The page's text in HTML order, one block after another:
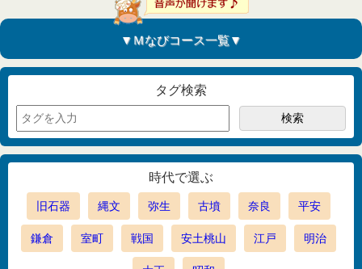
▼Ｍなびコース一覧▼
タグ検索
時代で選ぶ
旧石器 縄文 弥生 古墳 奈良 平安
鎌倉 室町 戦国 安土桃山 江戸 明治